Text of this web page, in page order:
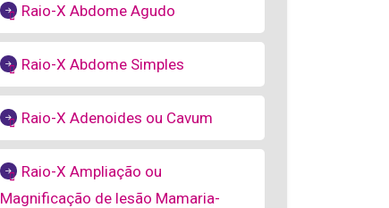
Raio-X Abdome Agudo
Raio-X Abdome Simples
Raio-X Adenoides ou Cavum
Raio-X Ampliação ou
Magnificação de lesão Mamaria-